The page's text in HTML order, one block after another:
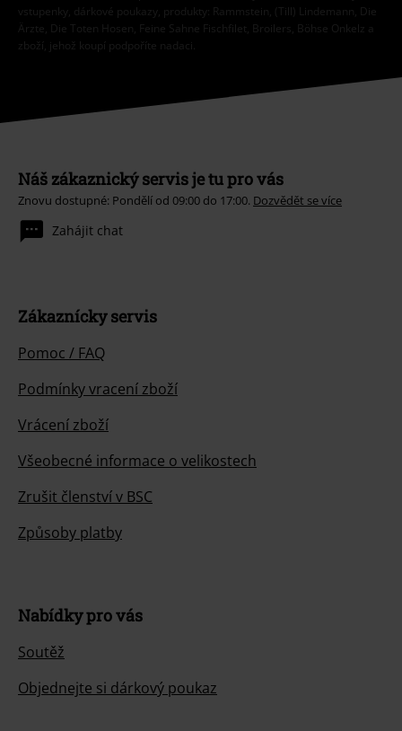
vstupenky, dárkové poukazy, produkty: Rammstein, (Till) Lindemann, Die
Ärzte, Die Toten Hosen, Feine Sahne Fischfilet, Broilers, Böhse Onkelz a
zboží, jehož koupí podpoříte nadaci.
Náš zákaznický servis je tu pro vás
Znovu dostupné: Pondělí od 09:00 do 17:00. Dozvědět se více
Zahájit chat
Zákaznícky servis
Pomoc / FAQ
Podmínky vracení zboží
Vrácení zboží
Všeobecné informace o velikostech
Zrušit členství v BSC
Způsoby platby
Nabídky pro vás
Soutěž
Objednejte si dárkový poukaz